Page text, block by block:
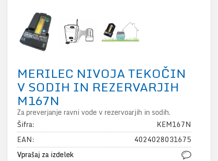
MERILEC NIVOJA TEKOČIN
V SODIH IN REZERVARJIH
M167N
Za preverjanje ravni vode v rezervoarjih in sodih.
Šifra:
KEM167N
EAN:
4024028031675
Vprašaj za izdelek